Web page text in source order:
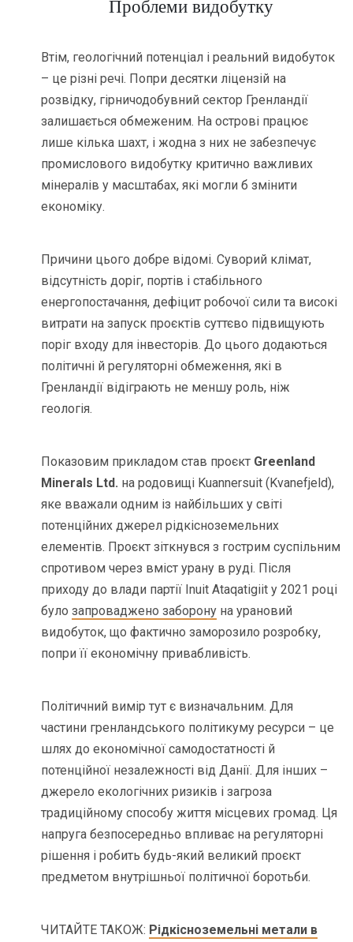
Проблеми видобутку
Втім, геологічний потенціал і реальний видобуток
– це різні речі. Попри десятки ліцензій на
розвідку, гірничодобувний сектор Гренландії
залишається обмеженим. На острові працює
лише кілька шахт, і жодна з них не забезпечує
промислового видобутку критично важливих
мінералів у масштабах, які могли б змінити
економіку.
Причини цього добре відомі. Суворий клімат,
відсутність доріг, портів і стабільного
енергопостачання, дефіцит робочої сили та високі
витрати на запуск проєктів суттєво підвищують
поріг входу для інвесторів. До цього додаються
політичні й регуляторні обмеження, які в
Гренландії відіграють не меншу роль, ніж
геологія.
Показовим прикладом став проєкт Greenland
Minerals Ltd. на родовищі Kuannersuit (Kvanefjeld),
яке вважали одним із найбільших у світі
потенційних джерел рідкісноземельних
елементів. Проєкт зіткнувся з гострим суспільним
спротивом через вміст урану в руді. Після
приходу до влади партії Inuit Ataqatigiit у 2021 році
булозапроваджено заборону на урановий
видобуток, що фактично заморозило розробку,
попри її економічну привабливість.
Політичний вимір тут є визначальним. Для
частини гренландського політикуму ресурси – це
шлях до економічної самодостатності й
потенційної незалежності від Данії. Для інших –
джерело екологічних ризиків і загроза
традиційному способу життя місцевих громад. Ця
напруга безпосередньо впливає на регуляторні
рішення і робить будь-який великий проєкт
предметом внутрішньої політичної боротьби.
ЧИТАЙТЕ ТАКОЖ: Рідкісноземельні метали в